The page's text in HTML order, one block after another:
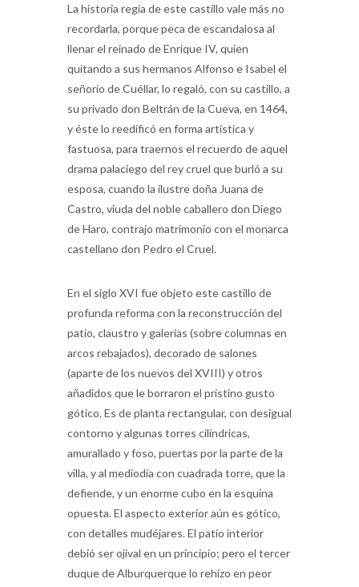
recordarla, porque peca de escandalosa al
llenar el reinado de Enrique IV, quien
quitando a sus hermanos Alfonso e Isabel el
señorío de Cuéllar, lo regaló, con su castillo, a
su privado don Beltrán de la Cueva, en 1464,
y éste lo reedificó en forma artística y
fastuosa, para traernos el recuerdo de aquel
drama palaciego del rey cruel que burló a su
esposa, cuando la ilustre doña Juana de
Castro, viuda del noble caballero don Diego
de Haro, contrajo matrimonio con el monarca
castellano don Pedro el Cruel.
profunda reforma con la reconstrucción del
patio, claustro y galerías (sobre columnas en
arcos rebajados), decorado de salones
(aparte de los nuevos del XVIII) y otros
añadidos que le borraron el prístino gusto
gótico. Es de planta rectangular, con desigual
contorno y algunas torres cilíndricas,
amurallado y foso, puertas por la parte de la
villa, y al mediodía con cuadrada torre, que la
defiende, y un enorme cubo en la esquina
opuesta. El aspecto exterior aún es gótico,
con detalles mudéjares. El patio interior
debió ser ojival en un principio; pero el tercer
duque de Alburquerque lo rehízo en peor
arquitectura. La escalera del ángulo es